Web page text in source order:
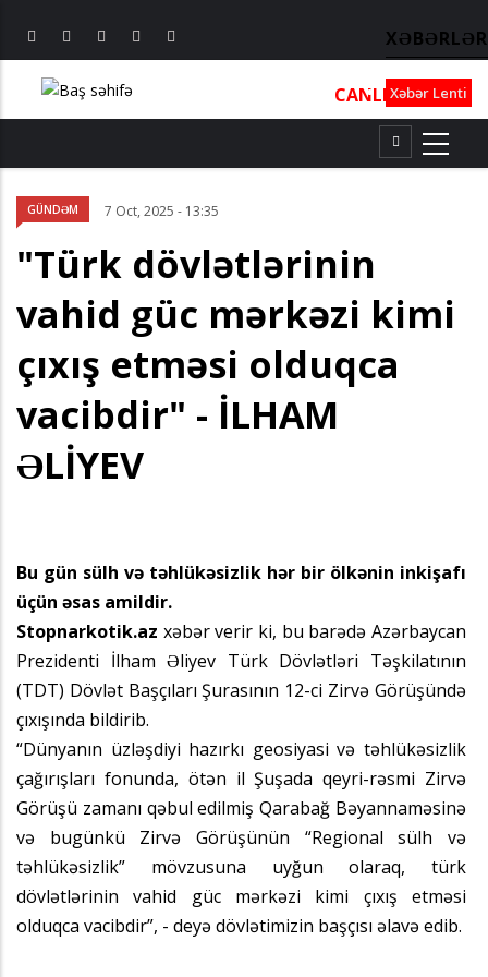
XƏBƏRLƏR
Xəbər Lenti
CANLI┃TV┃FM
GÜNDƏM 7 Oct, 2025 - 13:35
"Türk dövlətlərinin
vahid güc mərkəzi kimi
çıxış etməsi olduqca
vacibdir" - İLHAM
ƏLİYEV
Bu gün sülh və təhlükəsizlik hər bir ölkənin inkişafı
üçün əsas amildir.
Stopnarkotik.az xəbər verir ki, bu barədə Azərbaycan
Prezidenti İlham Əliyev Türk Dövlətləri Təşkilatının
(TDT) Dövlət Başçıları Şurasının 12-ci Zirvə Görüşündə
çıxışında bildirib.
“Dünyanın üzləşdiyi hazırkı geosiyasi və təhlükəsizlik
çağırışları fonunda, ötən il Şuşada qeyri-rəsmi Zirvə
Görüşü zamanı qəbul edilmiş Qarabağ Bəyannaməsinə
və bugünkü Zirvə Görüşünün “Regional sülh və
təhlükəsizlik” mövzusuna uyğun olaraq, türk
dövlətlərinin vahid güc mərkəzi kimi çıxış etməsi
olduqca vacibdir”, - deyə dövlətimizin başçısı əlavə edib.